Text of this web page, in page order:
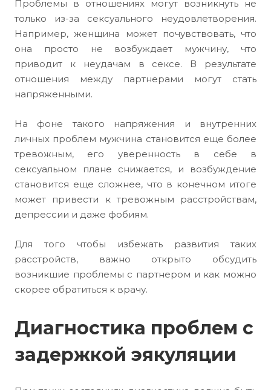
Проблемы в отношениях могут возникнуть не
только из-за сексуального неудовлетворения.
Например, женщина может почувствовать, что
она просто не возбуждает мужчину, что
приводит к неудачам в сексе. В результате
отношения между партнерами могут стать
напряженными.
На фоне такого напряжения и внутренних
личных проблем мужчина становится еще более
тревожным, его уверенность в себе в
сексуальном плане снижается, и возбуждение
становится еще сложнее, что в конечном итоге
может привести к тревожным расстройствам,
депрессии и даже фобиям.
Для того чтобы избежать развития таких
расстройств, важно открыто обсудить
возникшие проблемы с партнером и как можно
скорее обратиться к врачу.
Диагностика проблем с
задержкой эякуляции